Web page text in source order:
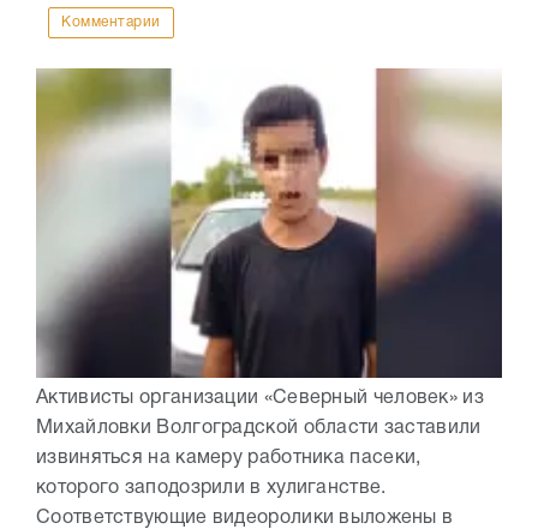
Комментарии
Активисты организации «Северный человек» из
Михайловки Волгоградской области заставили
извиняться на камеру работника пасеки,
которого заподозрили в хулиганстве.
Соответствующие видеоролики выложены в